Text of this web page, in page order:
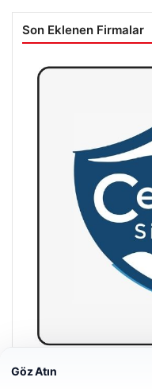
Son Eklenen Firmalar
Hastaş Beton
Göz Atın